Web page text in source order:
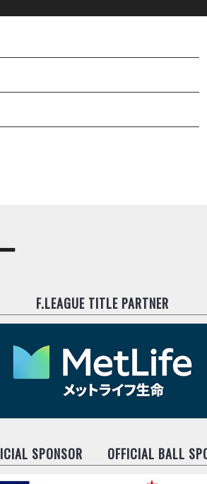
F.LEAGUE TITLE PARTNER
SPONSOR OFFICIAL BALL